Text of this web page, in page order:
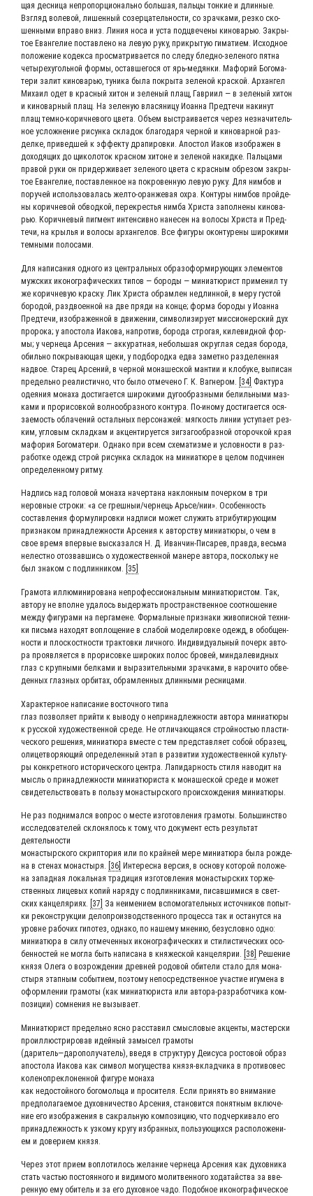
щая дес­ни­ца непро­пор­ци­о­наль­но боль­шая, паль­цы тон­кие и длин­ные.
Взгляд воле­вой, лишен­ный созер­ца­тель­но­сти, со зрач­ка­ми, рез­ко ско­
шен­ны­ми впра­во вниз. Линия носа и уста под­цве­че­ны кино­ва­рью. Закры­
тое Еван­ге­лие постав­ле­но на левую руку, при­кры­тую гима­ти­ем. Исход­ное
поло­же­ние кодек­са про­смат­ри­ва­ет­ся по сле­ду блед­но-зеле­но­го пят­на
четы­рех­уголь­ной фор­мы, остав­ше­го­ся от ярь-медян­ки. Мафо­рий Бого­ма­
те­ри залит кино­ва­рью, туни­ка была покры­та зеле­ной крас­кой. Архан­гел
Миха­ил одет в крас­ный хитон и зеле­ный плащ, Гав­ри­ил ― в зеле­ный хитон
и кино­вар­ный плащ. На зеле­ную вла­ся­ни­цу Иоан­на Пред­те­чи наки­нут
плащ тем­но-корич­не­во­го цве­та. Объ­ем выстра­и­ва­ет­ся через незна­чи­тель­
ное услож­не­ние рисун­ка скла­док бла­го­да­ря чер­ной и кино­вар­ной раз­
дел­ке, при­вед­шей к эффек­ту дра­пи­ров­ки. Апо­стол Иаков изоб­ра­жен в
дохо­дя­щих до щико­ло­ток крас­ном хитоне и зеле­ной накид­ке. Паль­ца­ми
пра­вой руки он при­дер­жи­ва­ет зеле­но­го цве­та с крас­ным обре­зом закры­
тое Еван­ге­лие, постав­лен­ное на покро­вен­ную левую руку. Для ним­бов и
пору­чей исполь­зо­ва­лась жел­то-оран­же­вая охра. Кон­ту­ры ним­бов прой­де­
ны корич­не­вой обвод­кой, пере­кре­стья ним­ба Хри­ста запол­не­ны кино­ва­
рью. Корич­не­вый пиг­мент интен­сив­но нане­сен на воло­сы Хри­ста и Пред­
те­чи, на кры­лья и воло­сы архан­ге­лов. Все фигу­ры окон­ту­ре­ны широ­ки­ми
тем­ны­ми полосами.
Для напи­са­ния одно­го из цен­траль­ных обра­зо­фор­ми­ру­ю­щих эле­мен­тов
муж­ских ико­но­гра­фи­че­ских типов ― боро­ды ― мини­а­тю­рист при­ме­нил ту
же корич­не­вую крас­ку. Лик Хри­ста обрам­лен недлин­ной, в меру густой
боро­дой, раз­дво­ен­ной на две пря­ди на кон­це; фор­ма боро­ды у Иоан­на
Пред­те­чи, изоб­ра­жен­ной в дви­же­нии, сим­во­ли­зи­ру­ет мис­си­о­нер­ский дух
про­ро­ка; у апо­сто­ла Иако­ва, напро­тив, боро­да стро­гая, киле­вид­ной фор­
мы; у чер­не­ца Арсе­ния ― акку­рат­ная, неболь­шая округ­лая седая боро­да,
обиль­но покры­ва­ю­щая щеки, у под­бо­род­ка едва замет­но раз­де­лен­ная
надвое. Ста­рец Арсе­ний, в чер­ной мона­ше­ской ман­тии и кло­бу­ке, выпи­сан
пре­дель­но реа­ли­стич­но, что было отме­че­но Г. К. Ваг­не­ром. [34] Фак­ту­ра
оде­я­ния мона­ха дости­га­ет­ся широ­ки­ми дуго­об­раз­ны­ми белиль­ны­ми маз­
ка­ми и про­ри­сов­кой вол­но­об­раз­но­го кон­ту­ра. По-ино­му дости­га­ет­ся ося­
за­е­мость обла­че­ний осталь­ных пер­со­на­жей: мяг­кость линии усту­па­ет рез­
ким, угло­вым склад­кам и акцен­ти­ру­ет­ся зиг­за­го­об­раз­ной ото­роч­кой края
мафо­рия Бого­ма­те­ри. Одна­ко при всем схе­ма­тиз­ме и услов­но­сти в раз­
ра­бот­ке одежд строй рисун­ка скла­док на мини­а­тю­ре в целом под­чи­нен
опре­де­лен­но­му ритму.
Над­пись над голо­вой мона­ха начер­та­на наклон­ным почер­ком в три
неров­ные стро­ки: «а се грешныи/​чернець Арьсе/​нии». Осо­бен­ность
состав­ле­ния фор­му­ли­ров­ки над­пи­си может слу­жить атри­бу­ти­ру­ю­щим
при­зна­ком при­над­леж­но­сти Арсе­ния к автор­ству мини­а­тю­ры, о чем в
свое вре­мя впер­вые выска­зал­ся Н. Д. Иван­чин-Писа­рев, прав­да, весь­ма
нелест­но ото­звав­шись о худо­же­ствен­ной мане­ре авто­ра, посколь­ку не
был зна­ком с под­лин­ни­ком. [35]
Гра­мо­та иллю­ми­ни­ро­ва­на непро­фес­си­о­наль­ным мини­а­тю­ри­стом. Так,
авто­ру не вполне уда­лось выдер­жать про­стран­ствен­ное соот­но­ше­ние
меж­ду фигу­ра­ми на пер­га­мене. Фор­маль­ные при­зна­ки живо­пис­ной тех­ни­
ки пись­ма нахо­дят вопло­ще­ние в сла­бой моде­ли­ров­ке одежд, в обоб­щен­
но­сти и плос­кост­но­сти трак­тов­ки лич­но­го. Инди­ви­ду­аль­ный почерк авто­
ра про­яв­ля­ет­ся в про­ри­сов­ке широ­ких полос бро­вей, мин­да­ле­вид­ных
глаз с круп­ны­ми бел­ка­ми и выра­зи­тель­ны­ми зрач­ка­ми, в наро­чи­то обве­
ден­ных глаз­ных орби­тах, обрам­лен­ных длин­ны­ми ресницами.
Харак­тер­ное напи­са­ние восточ­но­го типа
глаз поз­во­ля­ет прий­ти к выво­ду о непри­над­леж­но­сти авто­ра мини­а­тю­ры
к рус­ской худо­же­ствен­ной сре­де. Не отли­ча­ю­ща­я­ся строй­но­стью пла­сти­
че­ско­го реше­ния, мини­а­тю­ра вме­сте с тем пред­став­ля­ет собой обра­зец,
оли­це­тво­ря­ю­щий опре­де­лен­ный этап в раз­ви­тии худо­же­ствен­ной куль­ту­
ры кон­крет­но­го исто­ри­че­ско­го цен­тра. Лапи­дар­ность сти­ля наво­дит на
мысль о при­над­леж­но­сти мини­а­тю­ри­ста к мона­ше­ской сре­де и может
сви­де­тель­ство­вать в поль­зу мона­стыр­ско­го про­ис­хож­де­ния миниатюры.
Не раз под­ни­мал­ся вопрос о месте изго­тов­ле­ния гра­мо­ты. Большинство
иссле­до­ва­те­лей скло­ня­лось к тому, что доку­мент есть резуль­тат
деятельности
мона­стыр­ско­го скрип­то­рия или по край­ней мере мини­а­тю­ра была рож­де­
на в сте­нах мона­сты­ря. [36] Инте­рес­на вер­сия, в осно­ву кото­рой поло­же­
на запад­ная локаль­ная тра­ди­ция изго­тов­ле­ния мона­стыр­ских тор­же­
ствен­ных лице­вых копий наря­ду с под­лин­ни­ка­ми, писав­ши­ми­ся в свет­
ских кан­це­ля­ри­ях. [37] За неиме­ни­ем вспо­мо­га­тель­ных источ­ни­ков попыт­
ки рекон­струк­ции дело­про­из­вод­ствен­но­го про­цес­са так и оста­нут­ся на
уровне рабо­чих гипо­тез, одна­ко, по наше­му мне­нию, без­услов­но одно:
мини­а­тю­ра в силу отме­чен­ных ико­но­гра­фи­че­ских и сти­ли­сти­че­ских осо­
бен­но­стей не мог­ла быть напи­са­на в кня­же­ской кан­це­ля­рии. [38]
Реше­ние
кня­зя Оле­га о воз­рож­де­нии древ­ней родо­вой оби­те­ли ста­ло для мона­
сты­ря этап­ным собы­ти­ем, поэто­му непо­сред­ствен­ное уча­стие игу­ме­на в
оформ­ле­нии гра­мо­ты (как мини­а­тю­ри­ста или авто­ра-раз­ра­бот­чи­ка ком­
по­зи­ции) сомне­ния не вызывает.
Мини­а­тю­рист пре­дель­но ясно рас­ста­вил смыс­ло­вые акцен­ты, мастер­ски
про­ил­лю­стри­ро­вав идей­ный замы­сел гра­мо­ты
(даритель―дарополучатель), вве­дя в струк­ту­ру Деи­су­са росто­вой образ
апо­сто­ла Иако­ва как сим­вол могу­ще­ства кня­зя-вклад­чи­ка в про­ти­во­вес
коле­но­пре­кло­нен­ной фигу­ре монаха
как недо­стой­но­го бого­моль­ца и про­си­те­ля. Если при­нять во вни­ма­ние
пред­по­ла­га­е­мое духов­ни­че­ство Арсе­ния, ста­но­вит­ся понят­ным вклю­че­
ние его изоб­ра­же­ния в сакраль­ную ком­по­зи­цию, что под­чер­ки­ва­ло его
при­над­леж­ность к узко­му кру­гу избран­ных, поль­зу­ю­щих­ся рас­по­ло­же­ни­
ем и дове­ри­ем князя.
Через этот при­ем вопло­ти­лось жела­ние чер­не­ца Арсе­ния как духов­ни­ка
стать частью посто­ян­но­го и види­мо­го молит­вен­но­го хода­тай­ства за вве­
рен­ную ему оби­тель и за его духов­ное чадо. Подоб­ное ико­но­гра­фи­че­ское